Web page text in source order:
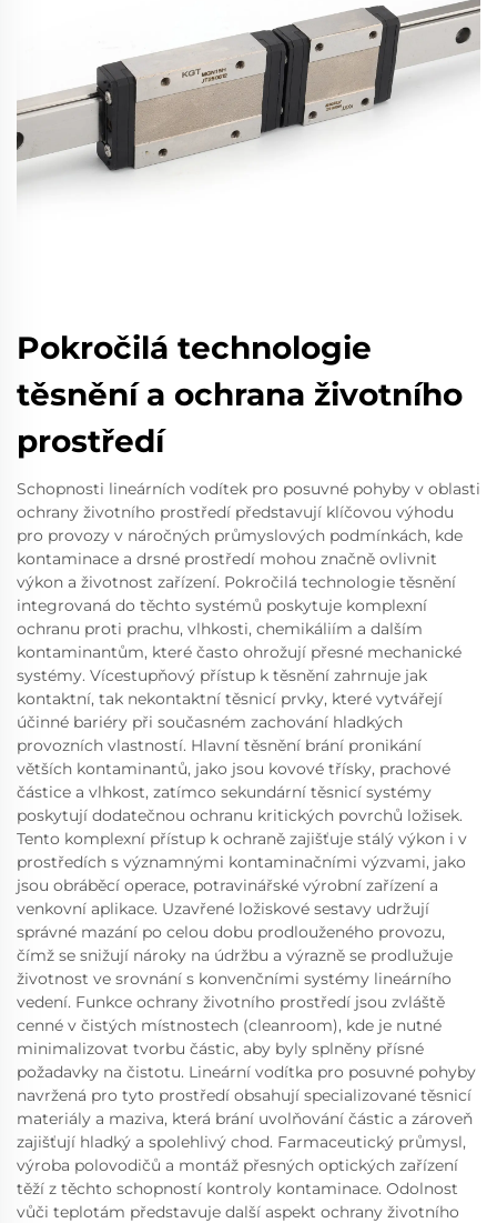
Pokročilá technologie
těsnění a ochrana životního
prostředí
Schopnosti lineárních vodítek pro posuvné pohyby v oblasti
ochrany životního prostředí představují klíčovou výhodu
pro provozy v náročných průmyslových podmínkách, kde
kontaminace a drsné prostředí mohou značně ovlivnit
výkon a životnost zařízení. Pokročilá technologie těsnění
integrovaná do těchto systémů poskytuje komplexní
ochranu proti prachu, vlhkosti, chemikáliím a dalším
kontaminantům, které často ohrožují přesné mechanické
systémy. Vícestupňový přístup k těsnění zahrnuje jak
kontaktní, tak nekontaktní těsnicí prvky, které vytvářejí
účinné bariéry při současném zachování hladkých
provozních vlastností. Hlavní těsnění brání pronikání
větších kontaminantů, jako jsou kovové třísky, prachové
částice a vlhkost, zatímco sekundární těsnicí systémy
poskytují dodatečnou ochranu kritických povrchů ložisek.
Tento komplexní přístup k ochraně zajišťuje stálý výkon i v
prostředích s významnými kontaminačními výzvami, jako
jsou obráběcí operace, potravinářské výrobní zařízení a
venkovní aplikace. Uzavřené ložiskové sestavy udržují
správné mazání po celou dobu prodlouženého provozu,
čímž se snižují nároky na údržbu a výrazně se prodlužuje
životnost ve srovnání s konvenčními systémy lineárního
vedení. Funkce ochrany životního prostředí jsou zvláště
cenné v čistých místnostech (cleanroom), kde je nutné
minimalizovat tvorbu částic, aby byly splněny přísné
požadavky na čistotu. Lineární vodítka pro posuvné pohyby
navržená pro tyto prostředí obsahují specializované těsnicí
materiály a maziva, která brání uvolňování částic a zároveň
zajišťují hladký a spolehlivý chod. Farmaceutický průmysl,
výroba polovodičů a montáž přesných optických zařízení
těží z těchto schopností kontroly kontaminace. Odolnost
vůči teplotám představuje další aspekt ochrany životního